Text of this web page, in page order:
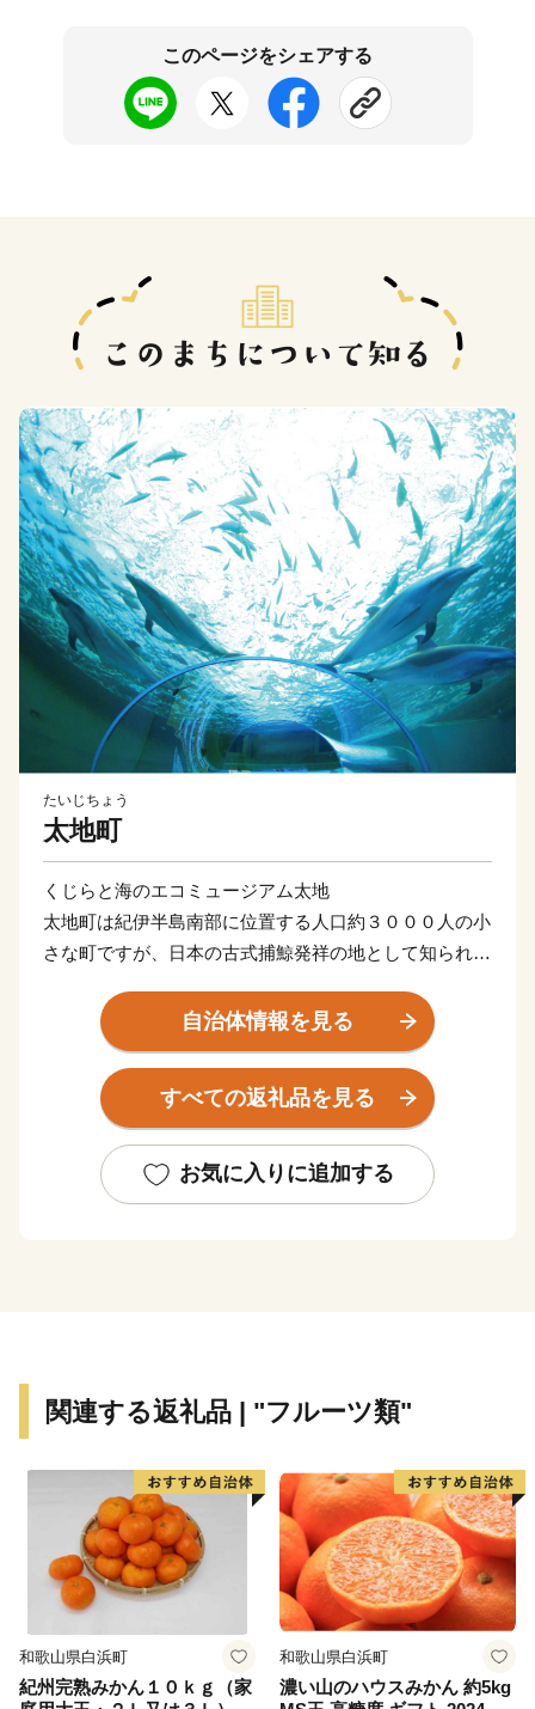
このページをシェアする
たいじちょう
太地町
くじらと海のエコミュージアム太地
太地町は紀伊半島南部に位置する人口約３０００人の小
さな町ですが、日本の古式捕鯨発祥の地として知られて
事に従事し、活況を呈していました。
しかし、捕鯨禁止後は水産業の衰退が著しく、待ちは鯨
を中心とした観光に力を入れ、くじらの博物館をはじ
め、古式捕鯨時代の施設を整備し町の活性化に努めてい
だ画家、石垣栄太郎氏の絵画を展示した石垣記念館や、
落合博満野球記念館など文化施設も充実し、文化の薫り
自治体情報を見る
すべての返礼品を見る
お気に入りに追加する
関連する返礼品 | "フルーツ類"
和歌山県白浜町
紀州完熟みかん１０ｋｇ（家
和歌山県白浜町
濃い山のハウスみかん 約5kg